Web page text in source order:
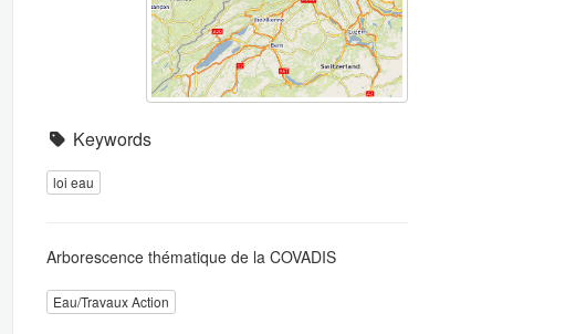
Keywords
loi eau
Arborescence thématique de la COVADIS
Eau/Travaux Action